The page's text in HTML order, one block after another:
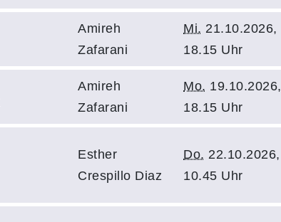
Amireh
Zafarani
Mi. 21.10.2026,
18.15 Uhr
Amireh
Zafarani
Mo. 19.10.2026,
18.15 Uhr
Esther
Crespillo Diaz
Do. 22.10.2026,
10.45 Uhr